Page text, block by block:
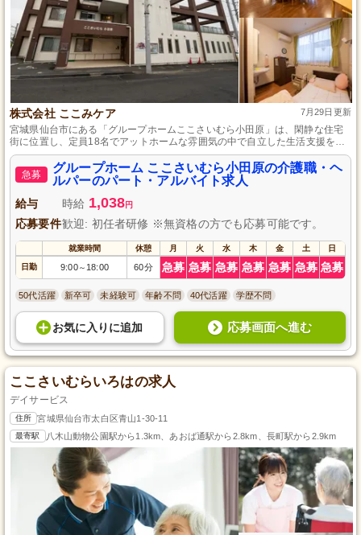
株式会社 ここみケア 7月29日更新
宮城県仙台市にある「グループホームここさいむら小田原」は、閑静な住宅
街に位置し、定員18名でアットホームな雰囲気の中で自立した生活支援を行
う施設です。最寄り駅から徒歩16分で電車通勤可能、育児や介護休業があ
り、働く方のライフスタイルに合わせた働き方と、頑張りが評価される昇給
や賞与制度が用意されています。
急募
グループホーム ここさいむら小田原の介護職・ヘ
ルパーのパート・アルバイト求人
給与 時給 1,038円
応募要件歓迎: 初任者研修 ※無資格の方でも応募可能です。
就業時間 休憩 月 火 水 木 金 土 日
日勤 9:00～ 18:00 60分 急募 急募 急募 急募 急募 急募 急募
50代活躍 新卒可 未経験可 年齢不問 40代活躍 学歴不問
お気に入り に追加 応募画面へ進む
ここさいむらいろはの求人
デイサービス
住所 宮城県仙台市太白区青山1-30-11
最寄駅 八木山動物公園駅から1.3km、あおば通駅から2.8km、長町駅から2.9km